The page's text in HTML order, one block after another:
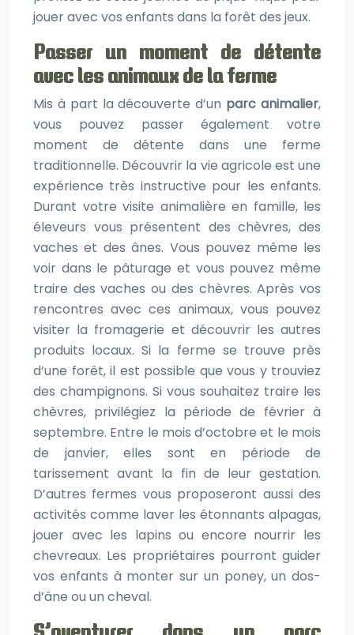
jouer avec vos enfants dans la forêt des jeux.
Passer un moment de détente
avec les animaux de la ferme
Mis à part la découverte d’un parc animalier,
vous pouvez passer également votre
moment de détente dans une ferme
traditionnelle. Découvrir la vie agricole est une
expérience très instructive pour les enfants.
Durant votre visite animalière en famille, les
éleveurs vous présentent des chèvres, des
vaches et des ânes. Vous pouvez même les
voir dans le pâturage et vous pouvez même
traire des vaches ou des chèvres. Après vos
rencontres avec ces animaux, vous pouvez
visiter la fromagerie et découvrir les autres
produits locaux. Si la ferme se trouve près
d’une forêt, il est possible que vous y trouviez
des champignons. Si vous souhaitez traire les
chèvres, privilégiez la période de février à
septembre. Entre le mois d’octobre et le mois
de janvier, elles sont en période de
tarissement avant la fin de leur gestation.
D’autres fermes vous proposeront aussi des
activités comme laver les étonnants alpagas,
jouer avec les lapins ou encore nourrir les
chevreaux. Les propriétaires pourront guider
vos enfants à monter sur un poney, un dos-
d’âne ou un cheval.